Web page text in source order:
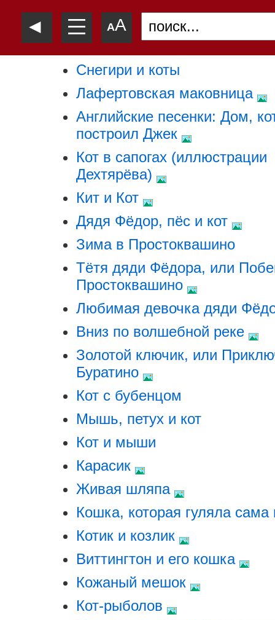
◄ —
—
— AA
Снегири и коты
Лафертовская маковница
Английские песенки: Дом,
построил Джек
Кот в сапогах (иллюстрации
Дехтярёва)
Кит и Кот
Дядя Фёдор, пёс и кот
Зима в Простоквашино
Тётя дяди Фёдора, или
Простоквашино
Любимая девочка дяди
Вниз по волшебной реке
Золотой ключик, или
Буратино
Кот с бубенцом
Мышь, петух и кот
Кот и мыши
Карасик
Живая шляпа
Кошка, которая гуляла
Котик и козлик
Виттингтон и его кошка
Кожаный мешок
Кот-рыболов